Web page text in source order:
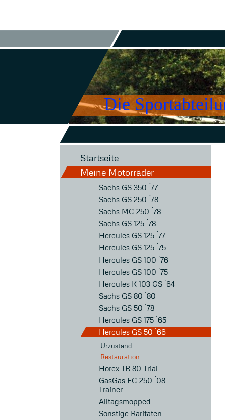
Die
Startseite
Meine Motorräder
Sachs GS 350 ´77
Sachs GS 250 ´78
Sachs MC 250 ´78
Sachs GS 125 ´78
Hercules GS 125 ´77
Hercules GS 125 ´75
Hercules GS 100 ´76
Hercules GS 100 ´75
Hercules K 103 GS ´64
Sachs GS 80 ´80
Sachs GS 50 ´78
Hercules GS 175 ´65
Hercules GS 50 ´66
Urzustand
Restauration
Horex TR 80 Trial
GasGas EC 250 ´08
Trainer
Alltagsmopped
Sonstige Raritäten